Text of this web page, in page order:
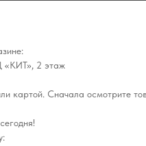
«КИТ», 2 этаж
картой. Сначала осмотрите